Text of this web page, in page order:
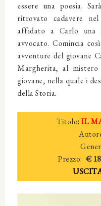
essere una poesia.
ritrovato cadavere
affidato a Carlo una
avvocato. Comincia
avventure del giovane
Margherita, al
giovane, nella quale i
della Storia.
Titolo:IL
Prezzo: €